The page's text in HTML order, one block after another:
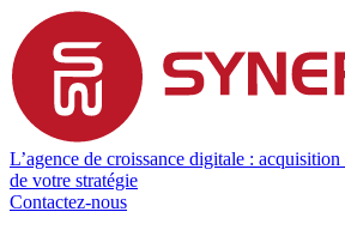
L’agence de croissance digitale :
de votre stratégie
Contactez-nous